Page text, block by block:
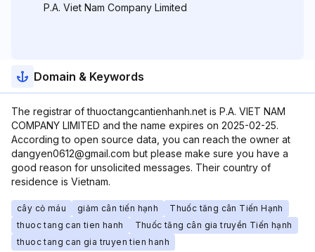
P.A. Viet Nam Company Limited
Domain & Keywords
The registrar of thuoctangcantienhanh.net is P.A. VIET NAM
COMPANY LIMITED and the name expires on 2025-02-25.
According to open source data, you can reach the owner at
dangyen0612@gmail.com but please make sure you have a
good reason for unsolicited messages. Their country of
residence is Vietnam.
cây cỏ máu giảm cân tiến hạnh
Thuốc tăng cân Tiến Hạnh
thuoc tang can tien hanh
Thuốc tăng cân gia truyền Tiến hạnh
thuoc tang can gia truyen tien hanh